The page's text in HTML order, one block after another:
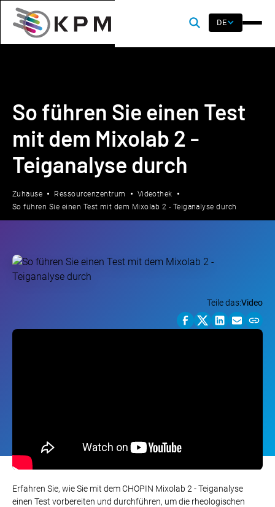
DE
So führen Sie einen Test
mit dem Mixolab 2 -
Teiganalyse durch
Zuhause Ressourcenzentrum
Videothek
So führen Sie einen Test mit dem Mixolab 2 - Teiganalyse durch
Erfahren Sie, wie Sie mit dem CHOPIN Mixolab 2 - Teiganalyse
einen Test vorbereiten und durchführen, um die rheologischen
Teile das:Video